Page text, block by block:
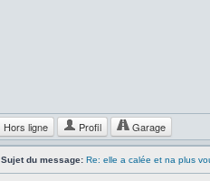
Hors ligne Profil Garage
Sujet du message: Re: elle a calée et na plus